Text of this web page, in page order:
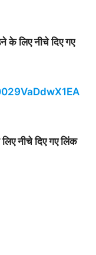
लिए नीचे दिए गए
नीचे दिए गए लिंक